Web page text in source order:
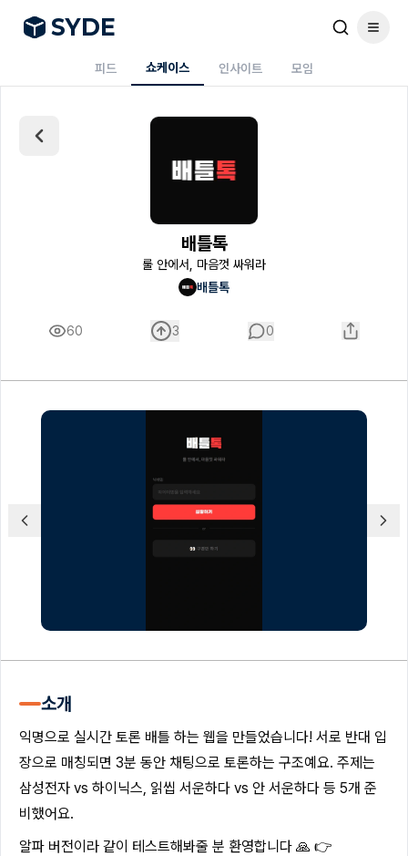
SYDE
피드 쇼케이스 인사이트 모임
배틀톡
룰 안에서, 마음껏 싸워라
배틀톡
60 3 0
소개
익명으로 실시간 토론 배틀 하는 웹을 만들었습니다! 서로 반대 입
장으로 매칭되면 3분 동안 채팅으로 토론하는 구조예요. 주제는
삼성전자 vs 하이닉스, 읽씹 서운하다 vs 안 서운하다 등 5개 준
비했어요.
알파 버전이라 같이 테스트해봐줄 분 환영합니다 🙏 👉